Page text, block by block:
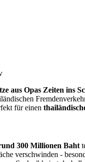
aus Opas Zeiten ins
für einen
300 Millionen Baht
verschwinden -